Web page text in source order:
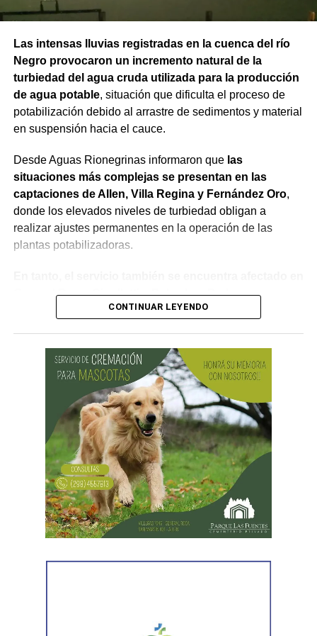
Las intensas lluvias registradas en la cuenca del río
Negro provocaron un incremento natural de la
turbiedad del agua cruda utilizada para la producción
de agua potable, situación que dificulta el proceso de
potabilización debido al arrastre de sedimentos y material
en suspensión hacia el cauce.
Desde Aguas Rionegrinas informaron que las
situaciones más complejas se presentan en las
captaciones de Allen, Villa Regina y Fernández Oro,
donde los elevados niveles de turbiedad obligan a
realizar ajustes permanentes en la operación de las
plantas potabilizadoras.
General Roca, Cipolletti y Balsa Las Perlas,
localidades donde podrían registrarse bajas de
Por otra parte, en Gral. E. Godoy se registran valores de
turbiedad cercanos a 80 NTU, mientras que en
Chichinales rondan los 10 NTU. En ambos casos, las
plantas continúan funcionando con monitoreo
permanente.
Los equipos técnicos de Aguas Rionegrinas mantienen
un seguimiento constante de la evolución de la turbiedad
para adecuar la producción de agua potable de acuerdo
con las condiciones que presenta el río.
CONTINUAR LEYENDO